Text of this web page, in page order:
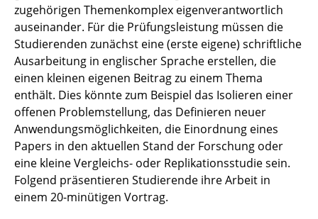
zugehörigen Themenkomplex eigenverantwortlich
auseinander. Für die Prüfungsleistung müssen die
Studierenden zunächst eine (erste eigene) schriftliche
Ausarbeitung in englischer Sprache erstellen, die
einen kleinen eigenen Beitrag zu einem Thema
enthält. Dies könnte zum Beispiel das Isolieren einer
offenen Problemstellung, das Definieren neuer
Anwendungsmöglichkeiten, die Einordnung eines
Papers in den aktuellen Stand der Forschung oder
eine kleine Vergleichs- oder Replikationsstudie sein.
Folgend präsentieren Studierende ihre Arbeit in
einem 20-minütigen Vortrag.